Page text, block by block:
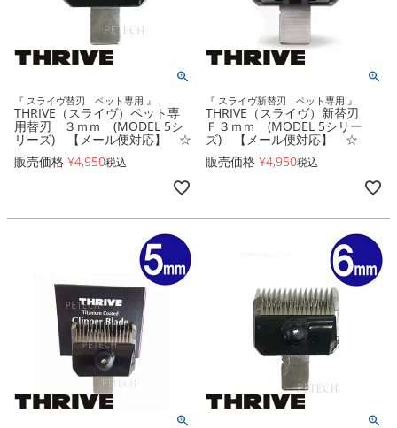
『 スライヴ替刃 ペット専用 』
THRIVE（スライヴ）ペット専
用替刃 ３ｍｍ (MODEL 5シ
リーズ) 【メール便対応】 ☆
販売価格 ¥4,950税込
『 スライヴ新替刃 ペット専用 』
THRIVE（スライヴ）新替刃
Ｆ３ｍｍ (MODEL 5シリー
ズ) 【メール便対応】 ☆
販売価格 ¥4,950税込